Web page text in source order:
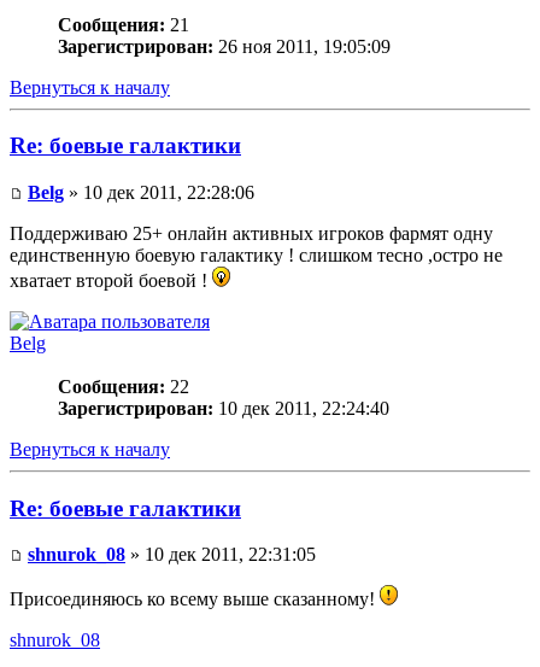
Сообщения: 21
Зарегистрирован: 26 ноя 2011, 19:05:09
Вернуться к началу
Re: боевые галактики
Belg » 10 дек 2011, 22:28:06
Поддерживаю 25+ онлайн активных игроков фармят одну
единственную боевую галактику ! слишком тесно ,остро не
хватает второй боевой !
Belg
Сообщения: 22
Зарегистрирован: 10 дек 2011, 22:24:40
Вернуться к началу
Re: боевые галактики
shnurok_08 » 10 дек 2011, 22:31:05
Присоединяюсь ко всему выше сказанному!
shnurok_08